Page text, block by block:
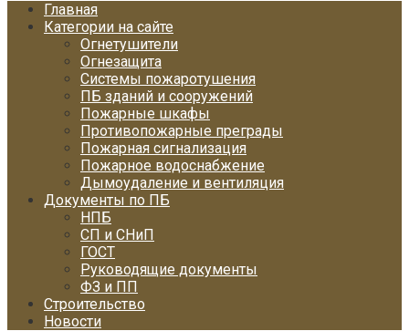
Главная
Категории на сайте
Огнетушители
Огнезащита
Системы пожаротушения
ПБ зданий и сооружений
Пожарные шкафы
Противопожарные преграды
Пожарная сигнализация
Пожарное водоснабжение
Дымоудаление и вентиляция
Документы по ПБ
НПБ
СП и СНиП
ГОСТ
Руководящие документы
ФЗ и ПП
Строительство
Новости